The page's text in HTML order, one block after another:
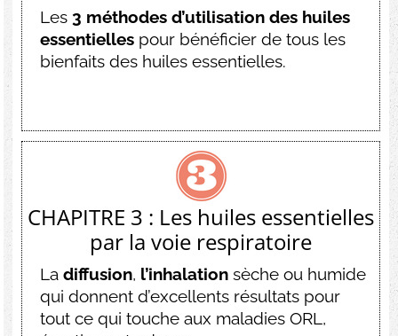
Les 3 méthodes d’utilisation des huiles
essentielles pour bénéficier de tous les
bienfaits des huiles essentielles.
CHAPITRE 3 : Les huiles essentielles
par la voie respiratoire
La diffusion, l’inhalation sèche ou humide
qui donnent d’excellents résultats pour
tout ce qui touche aux maladies ORL,